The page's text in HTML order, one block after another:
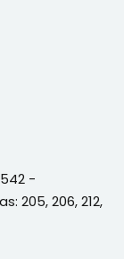
-
205, 206, 212,